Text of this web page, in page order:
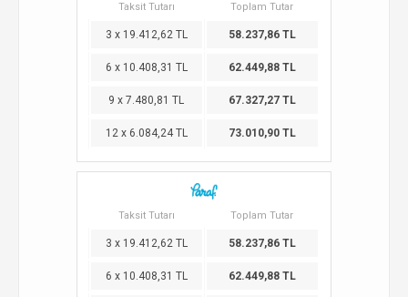
Taksit Tutarı Toplam Tutar
3 x 19.412,62 TL 58.237,86 TL
6 x 10.408,31 TL 62.449,88 TL
9 x 7.480,81 TL 67.327,27 TL
12 x 6.084,24 TL 73.010,90 TL
Taksit Tutarı Toplam Tutar
3 x 19.412,62 TL 58.237,86 TL
6 x 10.408,31 TL 62.449,88 TL